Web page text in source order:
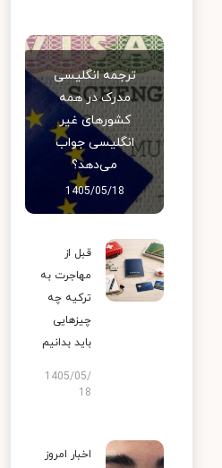
ترجمه انگلیسی
مدرک در همه
کشورهای غیر
انگلیسی جواب
می‌دهد؟
1405/05/18
قبل از
مهاجرت به
ترکیه چه
چیزهایی
باید بدانیم
1405/05/
18
اخبار امروز